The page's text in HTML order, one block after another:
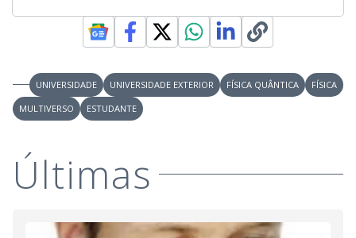
UNIVERSIDADE UNIVERSIDADE EXTERIOR FÍSICA QUÂNTICA
FÍSICA
MULTIVERSO
ESTUDANTE
Últimas